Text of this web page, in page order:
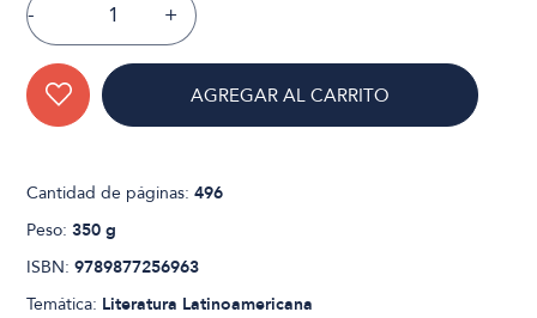
- +
AGREGAR AL CARRITO
Cantidad de páginas:496
Peso:350 g
ISBN:9789877256963
Temática: Literatura Latinoamericana